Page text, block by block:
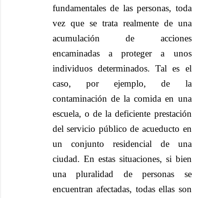
fundamentales de las personas, toda
vez que se trata realmente de una
acumulación de acciones
encaminadas a proteger a unos
individuos determinados. Tal es el
caso, por ejemplo, de la
contaminación de la comida en una
escuela, o de la deficiente prestación
del servicio público de acueducto en
un conjunto residencial de una
ciudad. En estas situaciones, si bien
una pluralidad de personas se
encuentran afectadas, todas ellas son